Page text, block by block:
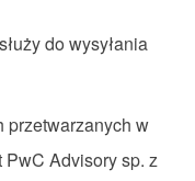
do wysyłania
przetwarzanych w
Advisory sp. z